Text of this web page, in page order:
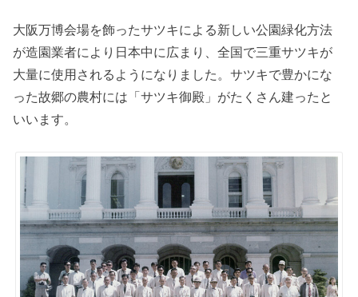
大阪万博会場を飾ったサツキによる新しい公園緑化方法
が造園業者により日本中に広まり、全国で三重サツキが
大量に使用されるようになりました。サツキで豊かにな
った故郷の農村には「サツキ御殿」がたくさん建ったと
いいます。